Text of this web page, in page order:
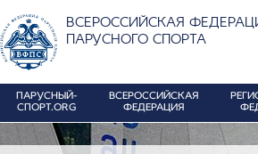
ВСЕРОССИЙСКАЯ
ПАРУСНОГО СПОРТА
ПАРУСНЫЙ-
СПОРТ.ORG
ВСЕРОССИЙСКАЯ
ФЕДЕРАЦИЯ